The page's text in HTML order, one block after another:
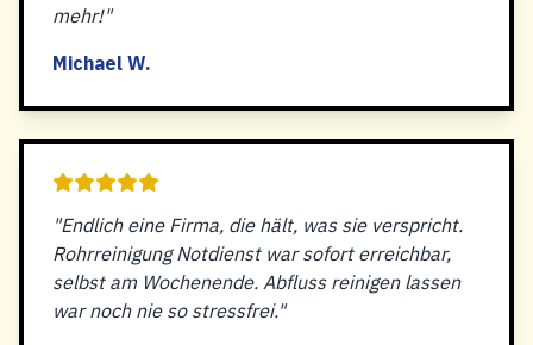
mehr!"
Michael W.
"Endlich eine Firma, die hält, was sie verspricht.
Rohrreinigung Notdienst war sofort erreichbar,
selbst am Wochenende. Abfluss reinigen lassen
war noch nie so stressfrei."